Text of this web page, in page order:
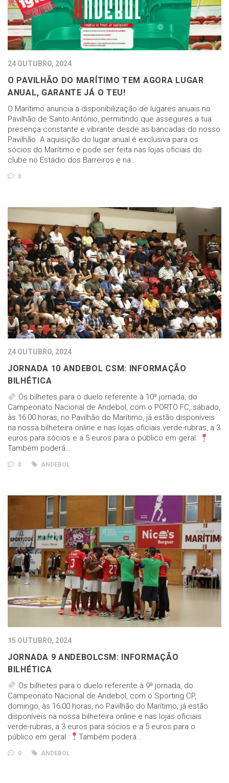
24 OUTUBRO, 2024
O PAVILHÃO DO MARÍTIMO TEM AGORA LUGAR
ANUAL, GARANTE JÁ O TEU!
O Marítimo anuncia a disponibilização de lugares anuais no
Pavilhão de Santo António, permitindo que assegures a tua
presença constante e vibrante desde as bancadas do nosso
Pavilhão. A aquisição do lugar anual é exclusiva para os
sócios do Marítimo e pode ser feita nas lojas oficiais do
clube no Estádio dos Barreiros e na…
0
24 OUTUBRO, 2024
JORNADA 10 ANDEBOL CSM: INFORMAÇÃO
BILHÉTICA
Os bilhetes para o duelo referente à 10ª jornada, do
Campeonato Nacional de Andebol, com o PORTO FC, sábado,
às 16:00 horas, no Pavilhão do Marítimo, já estão disponíveis
na nossa bilheteira online e nas lojas oficiais verde-rubras, a 3
euros para sócios e a 5 euros para o público em geral.
Também poderá…
0 ANDEBOL
15 OUTUBRO, 2024
JORNADA 9 ANDEBOLCSM: INFORMAÇÃO
BILHÉTICA
Os bilhetes para o duelo referente à 9ª jornada, do
Campeonato Nacional de Andebol, com o Sporting CP,
domingo, às 16:00 horas, no Pavilhão do Marítimo, já estão
disponíveis na nossa bilheteira online e nas lojas oficiais
verde-rubras, a 3 euros para sócios e a 5 euros para o
público em geral.
Também poderá…
0 ANDEBOL